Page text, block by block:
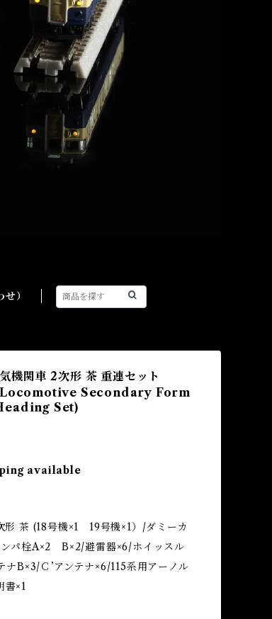
）
関車 2次形 茶 重連セット
Locomotive Secondary Form
Set)
available
形 茶 (18号機×1 19号機×1）/ダミーカ
パ栓A×2 B×2/避雷器×6/ホイッスル
ナB×3/Ｃ’アンテナ×6/115系用アーノル
書×1